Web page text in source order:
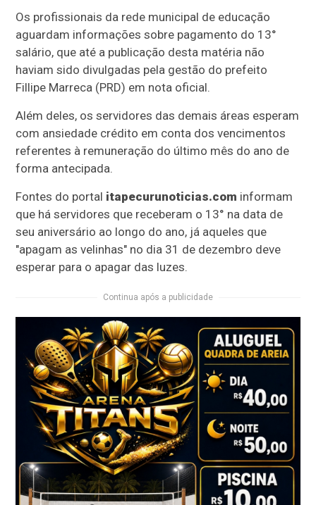
Os profissionais da rede municipal de educação
aguardam informações sobre pagamento do 13°
salário, que até a publicação desta matéria não
haviam sido divulgadas pela gestão do prefeito
Fillipe Marreca (PRD) em nota oficial.
Além deles, os servidores das demais áreas esperam
com ansiedade crédito em conta dos vencimentos
referentes à remuneração do último mês do ano de
forma antecipada.
Fontes do portal itapecurunoticias.com informam
que há servidores que receberam o 13° na data de
seu aniversário ao longo do ano, já aqueles que
"apagam as velinhas" no dia 31 de dezembro deve
esperar para o apagar das luzes.
Continua após a publicidade